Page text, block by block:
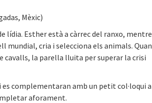
Mèxic)
lídia. Esther està a càrrec del ranxo, mentre
mundial, cria i selecciona els animals. Quan
cavalls, la parella lluita per superar la crisi
es complementaran amb un petit col·loqui a
aforament.